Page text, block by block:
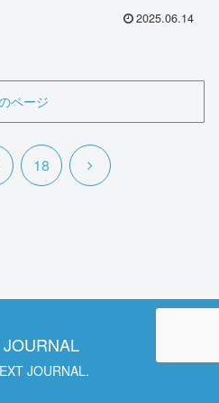
2025.06.14
ページ
18
次
JOURNAL.